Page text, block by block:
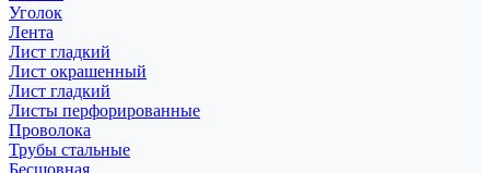
Уголок
Лента
Лист гладкий
Лист окрашенный
Лист гладкий
Листы перфорированные
Проволока
Трубы стальные
Бесшовная